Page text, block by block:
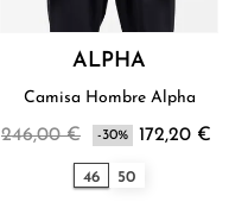
ALPHA
Camisa Hombre Alpha
246,00 € -30% 172,20 €
46 50